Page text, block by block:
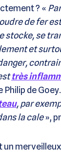
? «
de fer
stocke, se
et
très
Philip de Goey.
, par
la cale»,
un